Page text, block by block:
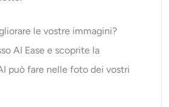
le vostre immagini?
AI Ease e scoprite la
può fare nelle foto dei vostri